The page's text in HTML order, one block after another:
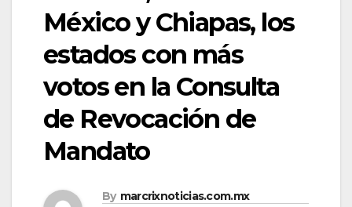
México y Chiapas, los
estados con más
votos en la Consulta
de Revocación de
Mandato
By marcrixnoticias.com.mx